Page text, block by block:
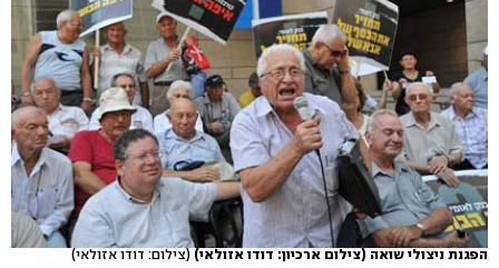
הפגנת ניצולי שואה (צילום ארכיון: דודו אזולאי) (צילום: דודו אזולאי)